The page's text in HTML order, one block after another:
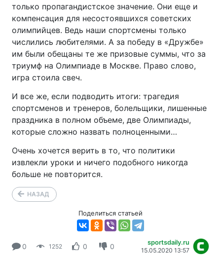
только пропагандистское значение. Они еще и
компенсация для несостоявшихся советских
олимпийцев. Ведь наши спортсмены только
числились любителями. А за победу в «Дружбе»
им были обещаны те же призовые суммы, что за
триумф на Олимпиаде в Москве. Право слово,
игра стоила свеч.
И все же, если подводить итоги: трагедия
спортсменов и тренеров, болельщики, лишенные
праздника в полном объеме, две Олимпиады,
которые сложно назвать полноценными…
Очень хочется верить в то, что политики
извлекли уроки и ничего подобного никогда
больше не повторится.
НАЗАД
Поделиться статьей
0 1252 0 0 sportsdaily.ru
15.05.2020 13:57